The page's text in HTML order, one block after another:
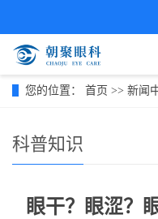
您的位置： 首页 >> 新闻
科普知识
眼干？眼涩？